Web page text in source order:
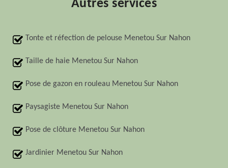
Autres services
Tonte et réfection de pelouse Menetou Sur Nahon
Taille de haie Menetou Sur Nahon
Pose de gazon en rouleau Menetou Sur Nahon
Paysagiste Menetou Sur Nahon
Pose de clôture Menetou Sur Nahon
Jardinier Menetou Sur Nahon